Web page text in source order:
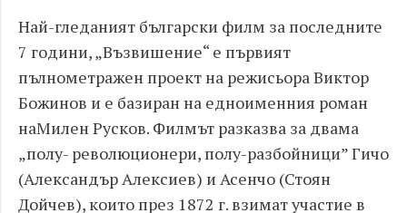
Най-гледаният български филм за последните
7 години, „Възвишение“ е първият
пълнометражен проект на режисьора Виктор
Божинов и е базиран на едноименния роман
наМилен Русков. Филмът разказва за двама
„полу- революционери, полу-разбойници” Гичо
(Александър Алексиев) и Асенчо (Стоян
Дойчев), които през 1872 г. взимат участие в